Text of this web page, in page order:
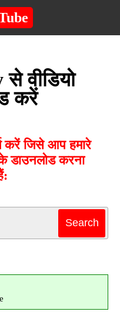
वीडियो
करें
जिसे आप हमारे
डाउनलोड करना